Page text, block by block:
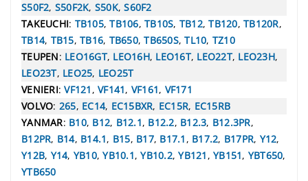
S50F2, S50F2K, S50K,S60F2
TAKEUCHI: TB105,TB106, TB10S, TB12,TB120, TB120R,
TB14, TB15, TB16, TB650,TB650S,TL10, TZ10
TEUPEN: LEO16GT, LEO16H, LEO16T, LEO22T, LEO23H,
LEO23T, LEO25, LEO25T
VENIERI:VF121 , VF141, VF161, VF171
VOLVO: 265, EC14, EC15BXR, EC15R, EC15RB
YANMAR: B10, B12, B12.1, B12.2, B12.3, B12.3PR,
B12PR, B14, B14.1, B15, B17, B17.1 , B17.2, B17PR, Y12,
Y12B, Y14, YB10,YB10.1,YB10.2,YB121 , YB151, YBT650,
YTB650